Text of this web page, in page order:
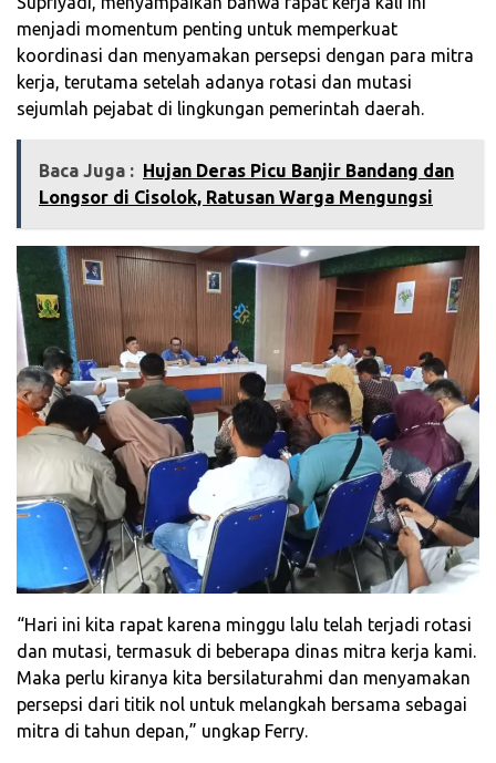
menjadi momentum penting untuk memperkuat
koordinasi dan menyamakan persepsi dengan para mitra
kerja, terutama setelah adanya rotasi dan mutasi
sejumlah pejabat di lingkungan pemerintah daerah.
Baca Juga :
Hujan Deras Picu Banjir Bandang dan
Longsor di Cisolok, Ratusan Warga Mengungsi
‎“Hari ini kita rapat karena minggu lalu telah terjadi rotasi
dan mutasi, termasuk di beberapa dinas mitra kerja kami.
Maka perlu kiranya kita bersilaturahmi dan menyamakan
persepsi dari titik nol untuk melangkah bersama sebagai
mitra di tahun depan,” ungkap Ferry.